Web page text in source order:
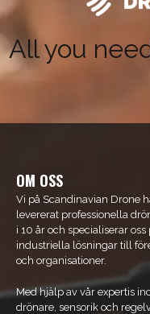
All you
OM OSS
Vi på Scandinavian Drone
levererat professionella
i 10 år och specialiserar oss
industriella lösningar till
och organisationer.
Med hjälp av vår expertis
drönare, sensorik och